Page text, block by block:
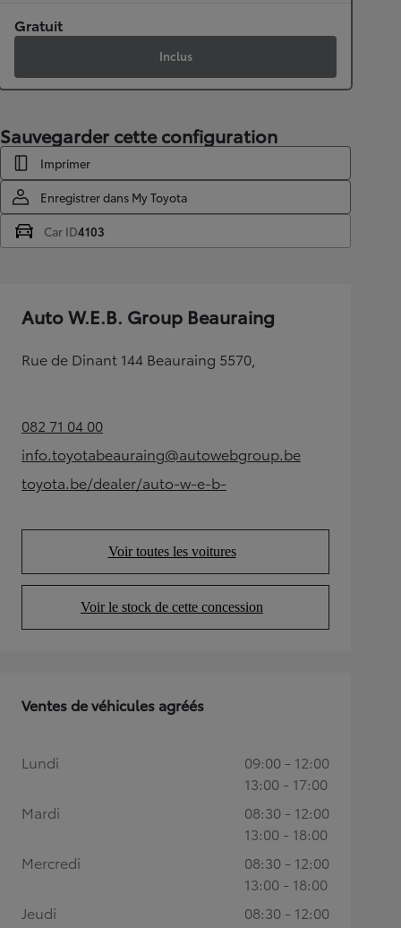
Gratuit
Inclus
Sauvegarder cette configuration
Imprimer
Enregistrer dans My Toyota
Car ID4103
Auto W.E.B. Group Beauraing
Rue de Dinant 144 Beauraing 5570,
082 71 04 00(Opens in new tab)
info.toyotabeauraing@autowebgroup.be
(Opens in new tab)
toyota.be/dealer/auto-w-e-b-
(Opens in new tab)
Voir toutes les voitures
(Opens in new tab)
Voir le stock de cette concession
(Opens in new tab)
Ventes de véhicules agréés
Lundi
09:00 - 12:00
13:00 - 17:00
Mardi
08:30 - 12:00
13:00 - 18:00
Mercredi
08:30 - 12:00
13:00 - 18:00
Jeudi
08:30 - 12:00